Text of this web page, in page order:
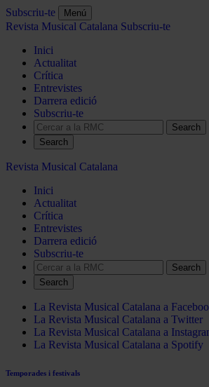
Subscriu-te Menú
Revista Musical Catalana Subscriu-te
Inici
Actualitat
Crítica
Entrevistes
Darrera edició
Subscriu-te
Search
Revista Musical Catalana
Inici
Actualitat
Crítica
Entrevistes
Darrera edició
Subscriu-te
Search
La Revista Musical Catalana a
La Revista Musical Catalana a Twitter
La Revista Musical Catalana a
La Revista Musical Catalana a Spotify
Temporades i festivals